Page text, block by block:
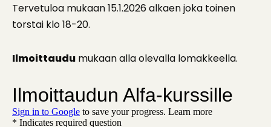
Tervetuloa mukaan 15.1.2026 alkaen joka toinen
torstai klo 18-20.
Ilmoittaudu mukaan alla olevalla lomakkeella.